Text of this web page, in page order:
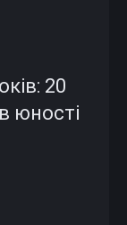
20
юності